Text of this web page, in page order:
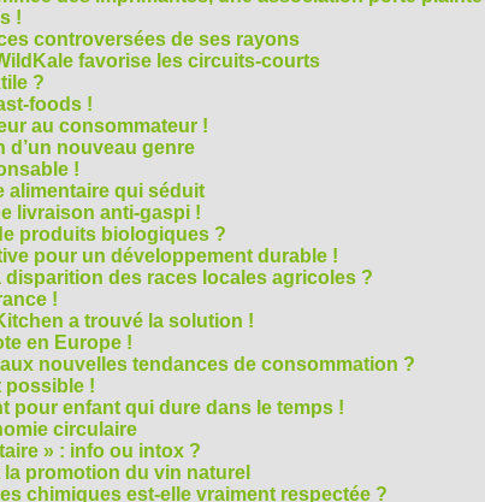
!
controversées de ses rayons
favorise les circuits-courts
?
foods !
au consommateur !
d’un nouveau genre
!
alimentaire qui séduit
livraison anti-gaspi !
produits biologiques ?
pour un développement durable !
des races locales agricoles ?
!
a trouvé la solution !
en Europe !
nouvelles tendances de consommation ?
possible !
pour enfant qui dure dans le temps !
circulaire
» : info ou intox ?
promotion du vin naturel
chimiques est-elle vraiment respectée ?